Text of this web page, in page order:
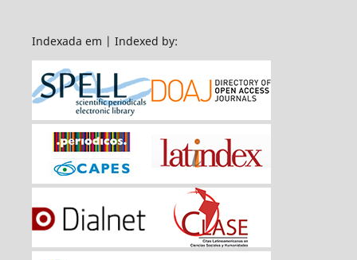
Indexada em | Indexed by: